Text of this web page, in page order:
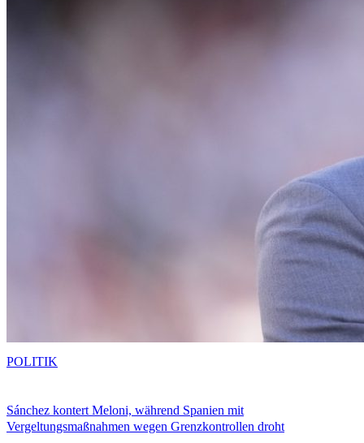
Sánchez kontert Meloni, während Spanien mit
Vergeltungsmaßnahmen wegen Grenzkontrollen droht
POLITIK